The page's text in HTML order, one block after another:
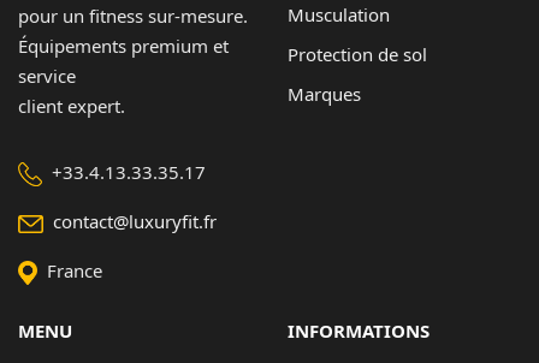
pour un fitness sur-mesure.
Équipements premium et
service
client expert.
+33.4.13.33.35.17
contact@luxuryfit.fr
France
Musculation
Protection de sol
Marques
MENU INFORMATIONS